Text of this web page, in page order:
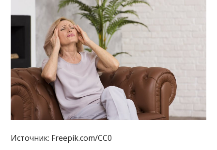
Источник: Freepik.com/CC0